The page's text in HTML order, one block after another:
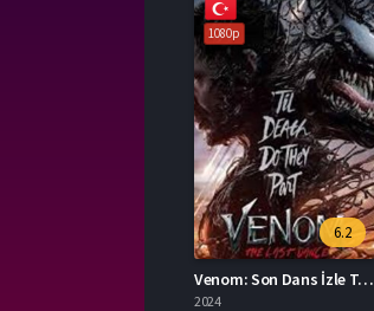
1080p
6.2
Venom: Son Dans İzle Türkçe Dublaj
2024